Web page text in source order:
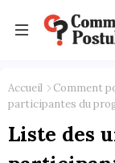
Accueil Comment
participantes du
Liste des